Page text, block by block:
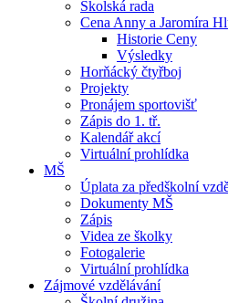
Školská rada
Cena Anny a Jaromíra
Historie Ceny
Výsledky
Horňácký čtyřboj
Projekty
Pronájem sportovišť
Zápis do 1. tř.
Kalendář akcí
Virtuální prohlídka
MŠ
Úplata za předškolní
Dokumenty MŠ
Zápis
Videa ze školky
Fotogalerie
Virtuální prohlídka
Zájmové vzdělávání